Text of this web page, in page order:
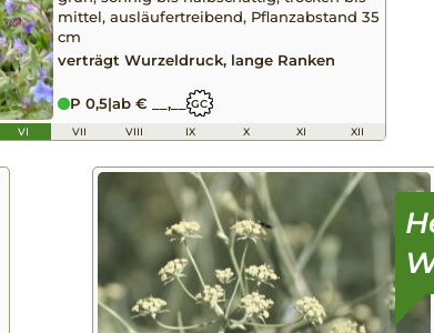
mittel, ausläufertreibend, Pflanzabstand 35
cm
verträgt Wurzeldruck, lange Ranken
P 0,5|ab € __,__ GC
VI VII VIII IX X XI XII